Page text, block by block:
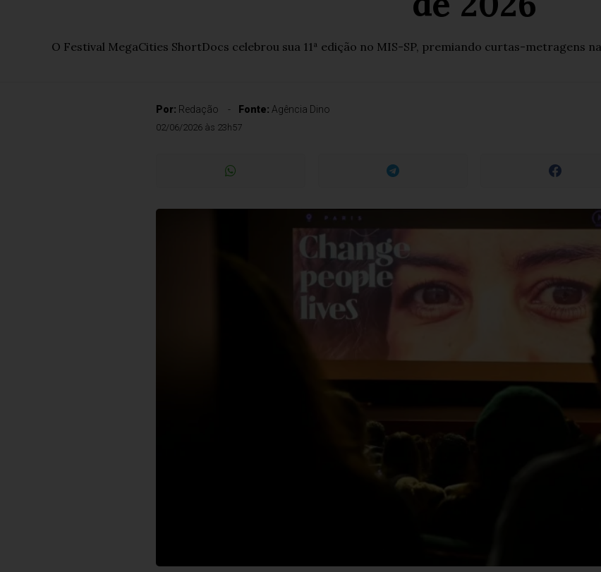
O Festival MegaCities ShortDocs celebrou sua 11ª edição no MIS-SP, premiando curtas-metragens
Por: Redação Fonte: Agência Dino
02/06/2026 às 23h57